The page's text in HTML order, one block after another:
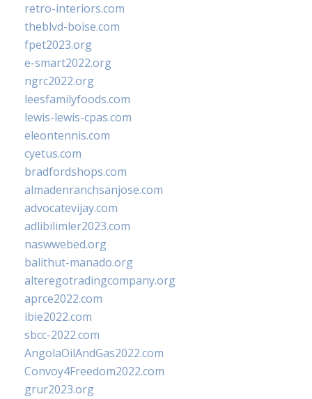
retro-interiors.com
theblvd-boise.com
fpet2023.org
e-smart2022.org
ngrc2022.org
leesfamilyfoods.com
lewis-lewis-cpas.com
eleontennis.com
cyetus.com
bradfordshops.com
almadenranchsanjose.com
advocatevijay.com
adlibilimler2023.com
naswwebed.org
balithut-manado.org
alteregotradingcompany.org
aprce2022.com
ibie2022.com
sbcc-2022.com
AngolaOilAndGas2022.com
Convoy4Freedom2022.com
grur2023.org